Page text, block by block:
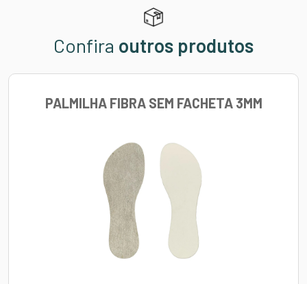
Confira outros produtos
PALMILHA FIBRA SEM FACHETA 3MM